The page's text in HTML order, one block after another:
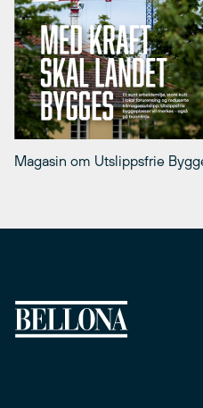
Magasin om Utslippsfrie